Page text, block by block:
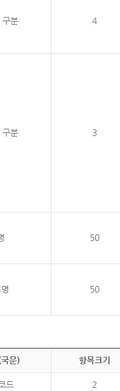
구분 4
구분 3
50
50
문) 항목크기
드 2